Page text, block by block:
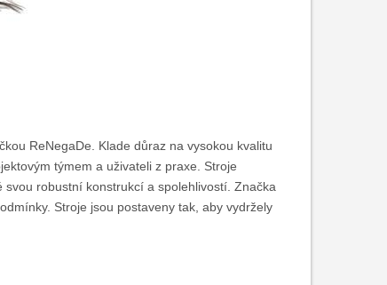
ReNegaDe. Klade důraz na vysokou kvalitu
týmem a uživateli z praxe. Stroje
robustní konstrukcí a spolehlivostí. Značka
Stroje jsou postaveny tak, aby vydržely